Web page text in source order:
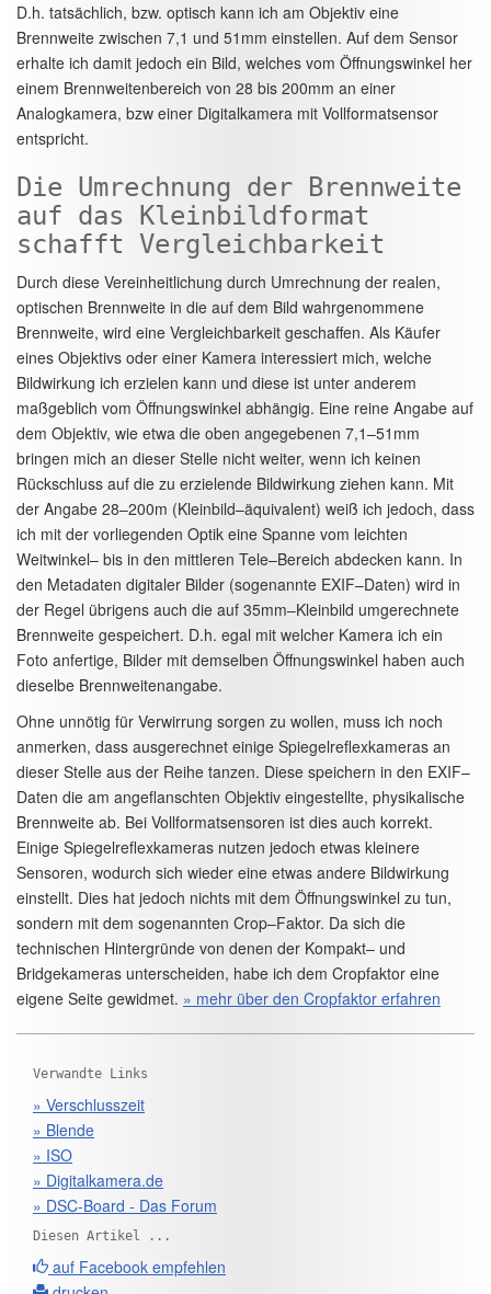
D.h. tatsächlich, bzw. optisch kann ich am Objektiv eine
Brennweite zwischen 7,1 und 51mm einstellen. Auf dem Sensor
erhalte ich damit jedoch ein Bild, welches vom Öffnungswinkel her
einem Brennweitenbereich von 28 bis 200mm an einer
Analogkamera, bzw einer Digitalkamera mit Vollformatsensor
entspricht.
Die Umrechnung der Brennweite
auf das Kleinbildformat
schafft Vergleichbarkeit
Durch diese Vereinheitlichung durch Umrechnung der realen,
optischen Brennweite in die auf dem Bild wahrgenommene
Brennweite, wird eine Vergleichbarkeit geschaffen. Als Käufer
eines Objektivs oder einer Kamera interessiert mich, welche
Bildwirkung ich erzielen kann und diese ist unter anderem
maßgeblich vom Öffnungswinkel abhängig. Eine reine Angabe auf
dem Objektiv, wie etwa die oben angegebenen 7,1–51mm
bringen mich an dieser Stelle nicht weiter, wenn ich keinen
Rückschluss auf die zu erzielende Bildwirkung ziehen kann. Mit
der Angabe 28–200m (Kleinbild–äquivalent) weiß ich jedoch, dass
ich mit der vorliegenden Optik eine Spanne vom leichten
Weitwinkel– bis in den mittleren Tele–Bereich abdecken kann. In
den Metadaten digitaler Bilder (sogenannte EXIF–Daten) wird in
der Regel übrigens auch die auf 35mm–Kleinbild umgerechnete
Brennweite gespeichert. D.h. egal mit welcher Kamera ich ein
Foto anfertige, Bilder mit demselben Öffnungswinkel haben auch
dieselbe Brennweitenangabe.
Ohne unnötig für Verwirrung sorgen zu wollen, muss ich noch
anmerken, dass ausgerechnet einige Spiegelreflexkameras an
dieser Stelle aus der Reihe tanzen. Diese speichern in den EXIF–
Daten die am angeflanschten Objektiv eingestellte, physikalische
Brennweite ab. Bei Vollformatsensoren ist dies auch korrekt.
Einige Spiegelreflexkameras nutzen jedoch etwas kleinere
Sensoren, wodurch sich wieder eine etwas andere Bildwirkung
einstellt. Dies hat jedoch nichts mit dem Öffnungswinkel zu tun,
sondern mit dem sogenannten Crop–Faktor. Da sich die
technischen Hintergründe von denen der Kompakt– und
Bridgekameras unterscheiden, habe ich dem Cropfaktor eine
eigene Seite gewidmet. » mehr über den Cropfaktor erfahren
Verwandte Links
» Verschlusszeit
» Blende
» ISO
» Digitalkamera.de
» DSC-Board - Das Forum
Diesen Artikel ...
auf Facebook empfehlen